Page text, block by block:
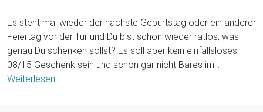
Es steht mal wieder der nächste Geburtstag oder ein anderer
Feiertag vor der Tür und Du bist schon wieder ratlos, was
genau Du schenken sollst? Es soll aber kein einfallsloses
08/15 Geschenk sein und schon gar nicht Bares im
Umschlag? Keine Panik, denn bei uns wird Dir geholfen! Mit
Weiterlesen ...